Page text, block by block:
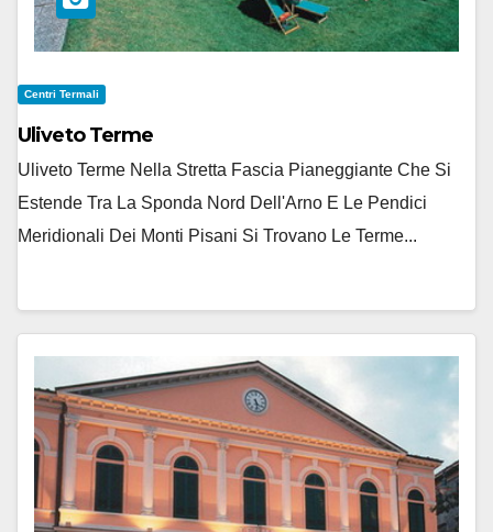
Centri Termali
Uliveto Terme
Uliveto Terme Nella Stretta Fascia Pianeggiante Che Si
Estende Tra La Sponda Nord Dell'Arno E Le Pendici
Meridionali Dei Monti Pisani Si Trovano Le Terme...